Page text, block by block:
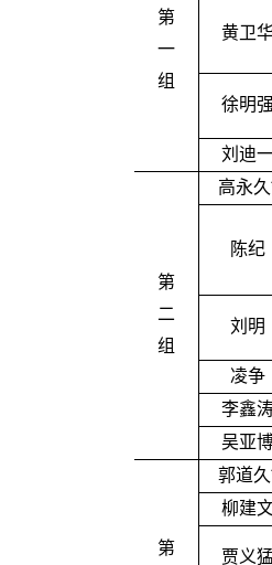
第
一
组
黄卫
徐明强
刘迪
第
二
组
高永
陈纪
刘明
凌争
李鑫
吴亚
第
郭道
柳建
贾义